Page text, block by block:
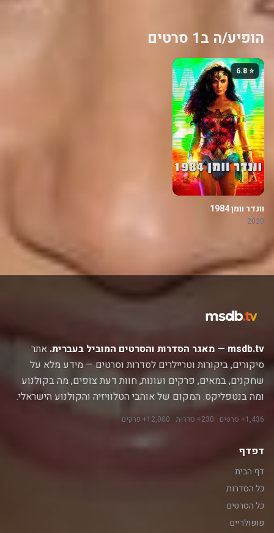
הופיע/ה ב1 סרטים
⭐ 6.8
וונדר וומן 1984
2020
msdb.tv — מאגר הסדרות והסרטים המוביל בעברית.
אתר
סיקורים, ביקורות וטריילרים לסדרות וסרטים — מידע מלא על
שחקנים, במאים, פרקים ועונות, חוות דעת צופים, מה בקולנוע
ומה בנטפליקס. המקום של אוהבי הטלוויזיה והקולנוע הישראלי.
1,436+ סרטים · 230+ סדרות · 12,000+ פרקים
דפדף
דף הבית
כל הסדרות
כל הסרטים
פופולריים